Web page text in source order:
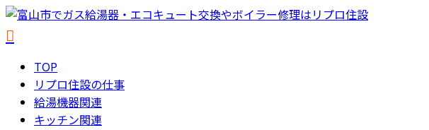
TOP
リプロ住設の仕事
給湯機器関連
キッチン関連